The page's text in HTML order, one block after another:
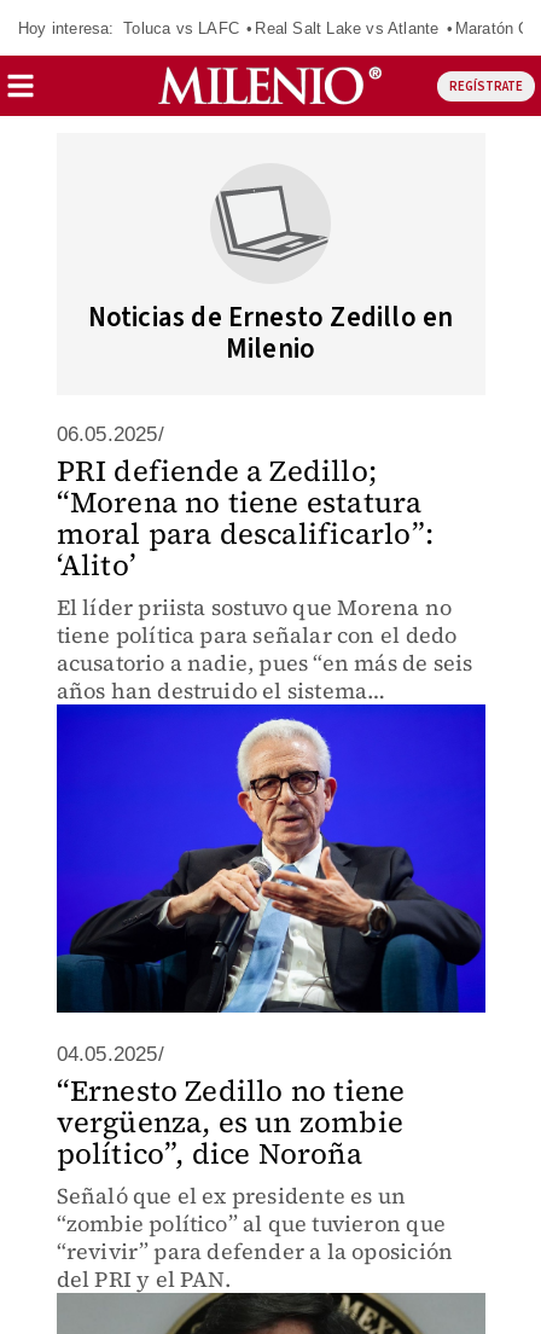
Hoy interesa: Toluca vs LAFC Real Salt Lake vs Atlante Maratón
REGÍSTRATE
Noticias de Ernesto Zedillo en
Milenio
06.05.2025/
PRI defiende a Zedillo;
“Morena no tiene estatura
moral para descalificarlo”:
‘Alito’
El líder priista sostuvo que Morena no
tiene política para señalar con el dedo
acusatorio a nadie, pues “en más de seis
años han destruido el sistema
democrático de México”, dijo.
04.05.2025/
“Ernesto Zedillo no tiene
vergüenza, es un zombie
político”, dice Noroña
Señaló que el ex presidente es un
“zombie político” al que tuvieron que
“revivir” para defender a la oposición
del PRI y el PAN.